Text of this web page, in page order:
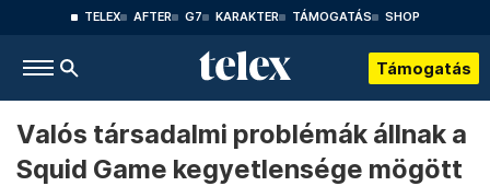
TELEX AFTER G7 KARAKTER TÁMOGATÁS SHOP
Támogatás
Valós társadalmi problémák állnak a
Squid Game kegyetlensége mögött